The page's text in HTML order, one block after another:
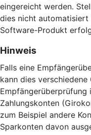
eingereicht werden.
dies nicht automatisiert
Software-Produkt
Hinweis
Falls eine
kann dies verschiedene
Empfängerüberprüfung
Zahlungskonten
zum Beispiel andere
Sparkonten davon